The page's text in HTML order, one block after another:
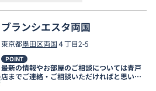
ブランシエスタ両国
東京都墨田区両国４丁目2-5
POINT
最新の情報やお部屋のご相談については青戸
店までご連絡・ご相談いただければと思いま
す。